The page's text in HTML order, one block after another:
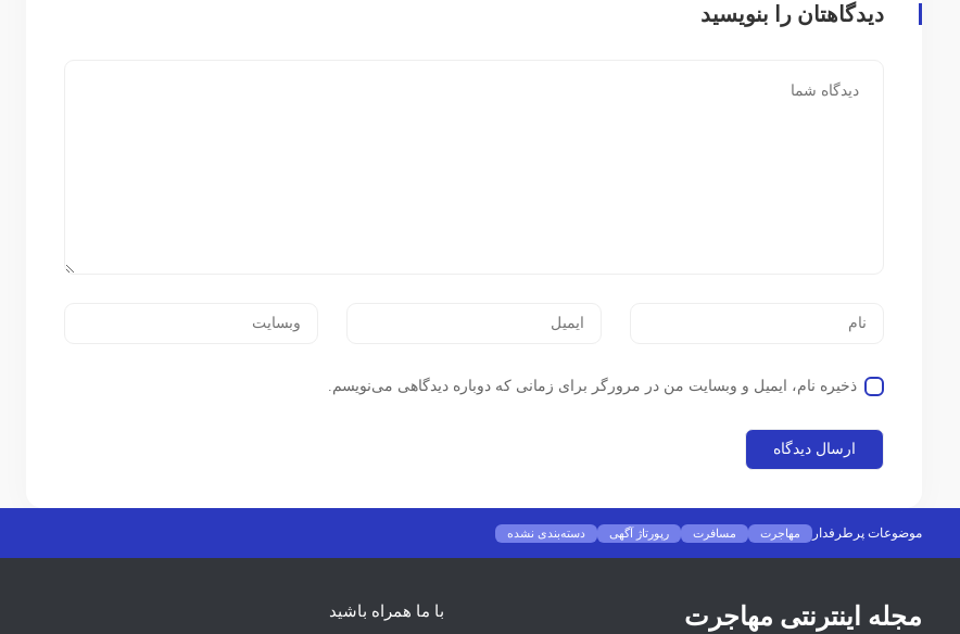
دیدگاهتان را بنویسید
ذخیره نام، ایمیل و وبسایت من در مرورگر برای زمانی که دوباره دیدگاهی می‌نویسم.
موضوعات پرطرفدار مهاجرت مسافرت رپورتاژ آگهی دسته‌بندی نشده
مجله اینترنتی مهاجرت با ما همراه باشید